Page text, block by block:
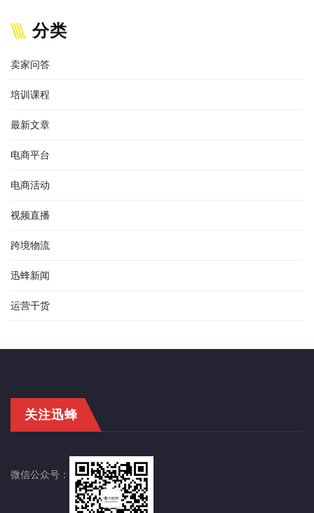
分类
卖家问答
培训课程
最新文章
电商平台
电商活动
视频直播
跨境物流
迅蜂新闻
运营干货
关注迅蜂
微信公众号：